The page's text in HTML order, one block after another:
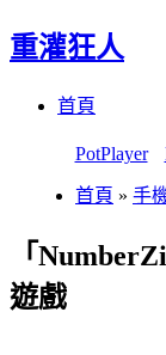
重灌狂人
首頁
PotPlayer
首頁 » 手
「
遊戲